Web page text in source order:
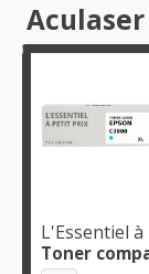
Aculaser
L'Essentiel
Toner